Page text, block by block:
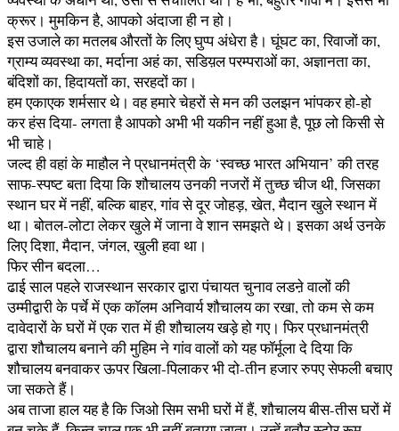
क्रूर। मुमकिन है, आपको अंदाजा ही न हो।
इस उजाले का मतलब औरतों के लिए घुप्प अंधेरा है। घूंघट का, रिवाजों का,
ग्राम्य व्यवस्था का, मर्दाना अहं का, सडिय़ल परम्पराओं का, अज्ञानता का,
बंदिशों का, हिदायतों का, सरहदों का।
हम एकाएक शर्मसार थे। वह हमारे चेहरों से मन की उलझन भांपकर हो-हो
कर हंस दिया- लगता है आपको अभी भी यकीन नहीं हुआ है, पूछ लो किसी से
भी चाहे।
जल्द ही वहां के माहौल ने प्रधानमंत्री के ‘स्वच्छ भारत अभियान’ की तरह
साफ-स्पष्ट बता दिया कि शौचालय उनकी नजरों में तुच्छ चीज थी, जिसका
स्थान घर में नहीं, बल्कि बाहर, गांव से दूर जोहड़, खेत, मैदान खुले स्थान में
था। बोतल-लोटा लेकर खुले में जाना वे शान समझते थे। इसका अर्थ उनके
लिए दिशा, मैदान, जंगल, खुली हवा था।
फिर सीन बदला…
ढाई साल पहले राजस्थान सरकार द्वारा पंचायत चुनाव लडऩे वालों की
उम्मीद्वारी के पर्चे में एक कॉलम अनिवार्य शौचालय का रखा, तो कम से कम
दावेदारों के घरों में एक रात में ही शौचालय खड़े हो गए। फिर प्रधानमंत्री
द्वारा शौचालय बनाने की मुहिम ने गांव वालों को यह फॉर्मूला दे दिया कि
शौचालय बनवाकर ऊपर खिला-पिलाकर भी दो-तीन हजार रुपए सेफली बचाए
जा सकते हैं।
अब ताजा हाल यह है कि जिओ सिम सभी घरों में हैं, शौचालय बीस-तीस घरों में